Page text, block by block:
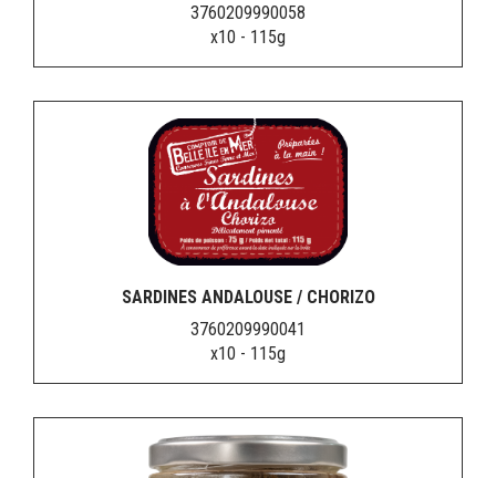
3760209990058
x10 - 115g
SARDINES ANDALOUSE / CHORIZO
3760209990041
x10 - 115g